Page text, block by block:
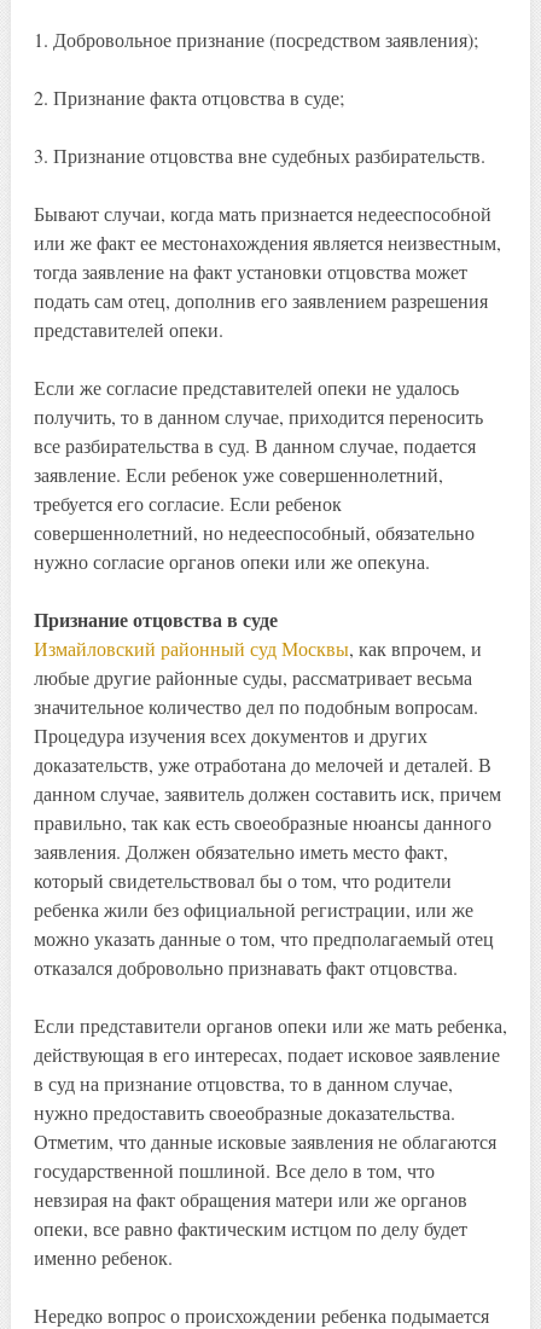
1. Добровольное признание (посредством заявления);
2. Признание факта отцовства в суде;
3. Признание отцовства вне судебных разбирательств.
Бывают случаи, когда мать признается недееспособной
или же факт ее местонахождения является неизвестным,
тогда заявление на факт установки отцовства может
подать сам отец, дополнив его заявлением разрешения
представителей опеки.
Если же согласие представителей опеки не удалось
получить, то в данном случае, приходится переносить
все разбирательства в суд. В данном случае, подается
заявление. Если ребенок уже совершеннолетний,
требуется его согласие. Если ребенок
совершеннолетний, но недееспособный, обязательно
нужно согласие органов опеки или же опекуна.
Признание отцовства в суде
Измайловский районный суд Москвы, как впрочем, и
любые другие районные суды, рассматривает весьма
значительное количество дел по подобным вопросам.
Процедура изучения всех документов и других
доказательств, уже отработана до мелочей и деталей. В
данном случае, заявитель должен составить иск, причем
правильно, так как есть своеобразные нюансы данного
заявления. Должен обязательно иметь место факт,
который свидетельствовал бы о том, что родители
ребенка жили без официальной регистрации, или же
можно указать данные о том, что предполагаемый отец
отказался добровольно признавать факт отцовства.
Если представители органов опеки или же мать ребенка,
действующая в его интересах, подает исковое заявление
в суд на признание отцовства, то в данном случае,
нужно предоставить своеобразные доказательства.
Отметим, что данные исковые заявления не облагаются
государственной пошлиной. Все дело в том, что
невзирая на факт обращения матери или же органов
опеки, все равно фактическим истцом по делу будет
именно ребенок.
Нередко вопрос о происхождении ребенка подымается